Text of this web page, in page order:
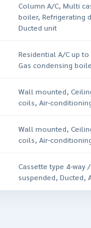
Column A/C, Multi
boiler, Refrigerating
Ducted unit
Residential A/C up to
Gas condensing
Wall mounted,
coils, Air-
Wall mounted,
coils, Air-
Cassette type 4-way
suspended, Ducted,